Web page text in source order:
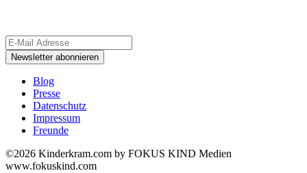
Blog
Presse
Datenschutz
Impressum
Freunde
©2026 Kinderkram.com by FOKUS KIND Medien
www.fokuskind.com